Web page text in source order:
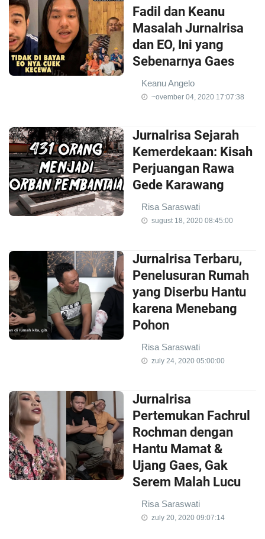
Fadil dan Keanu
Masalah Jurnalrisa
dan EO, Ini yang
Sebenarnya Gaes
Keanu Angelo
~ovember 04, 2020 17:07:38
Jurnalrisa Sejarah
Kemerdekaan: Kisah
Perjuangan Rawa
Gede Karawang
Risa Saraswati
sugust 18, 2020 08:45:00
Jurnalrisa Terbaru,
Penelusuran Rumah
yang Diserbu Hantu
karena Menebang
Pohon
Risa Saraswati
zuly 24, 2020 05:00:00
Jurnalrisa
Pertemukan Fachrul
Rochman dengan
Hantu Mamat &
Ujang Gaes, Gak
Serem Malah Lucu
Risa Saraswati
zuly 20, 2020 09:07:14